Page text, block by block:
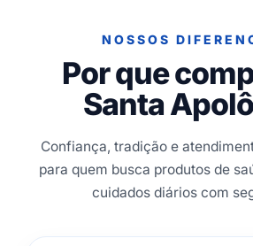
NOSSOS
Por que
Santa
Confiança, tradição e
para quem busca produtos de
cuidados diários com